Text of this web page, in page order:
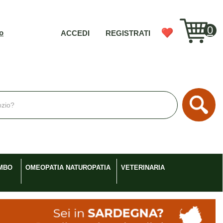
ACCEDI REGISTRATI 0
OMEOPATIA NATUROPATIA VETERINARIA